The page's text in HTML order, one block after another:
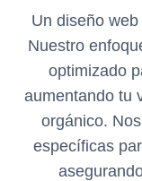
Un diseño
Nuestro
optimizado
aumentando tu
orgánico.
específicas